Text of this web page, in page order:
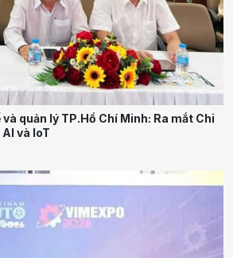
quản lý TP.Hồ Chí Minh: Ra mắt Chi
và IoT